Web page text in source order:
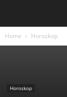
Home Horoskop
Horoskop